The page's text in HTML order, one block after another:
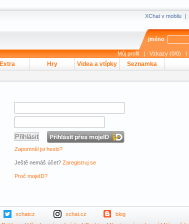
XChat v mobilu |
jméno
Můj profil | Vzkazy (0/0) |
Extra Hry Videa a vtípky Seznamka
Zapomněl jsi heslo?
Ještě nemáš účet? Zaregistruj se
Proč mojeID?
xchatcz xchat.cz
blog